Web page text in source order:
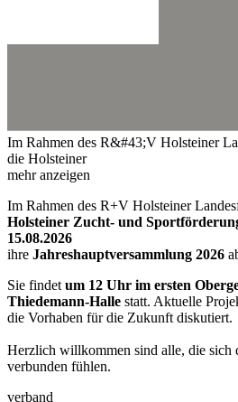
Im Rahmen des R&#43;V Holsteiner
die Holsteiner
mehr anzeigen
Im Rahmen des R+V Holsteiner
Holsteiner Zucht- und
15.08.2026
ihre Jahreshauptversammlung 2026
Sie findet um 12 Uhr im ersten
Thiedemann-Halle statt. Aktuelle
die Vorhaben für die Zukunft diskutiert.
Herzlich willkommen sind alle, die sich
verbunden fühlen.
verband